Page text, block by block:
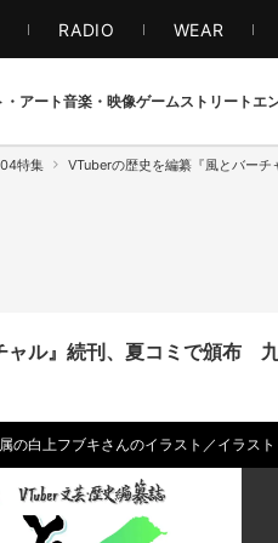
RADIO WEAR
アート音楽・映像ゲームストリート エ
特集 VTuberの歴史を編纂『風とバー
ル』続刊、夏コミで頒布
の白上フブキさんのイラスト／イラス